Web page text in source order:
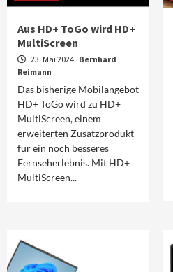
Aus HD+ ToGo wird HD+
MultiScreen
23. Mai 2024 Bernhard
Reimann
Das bisherige Mobilangebot
HD+ ToGo wird zu HD+
MultiScreen, einem
erweiterten Zusatzprodukt
für ein noch besseres
Fernseherlebnis. Mit HD+
MultiScreen...